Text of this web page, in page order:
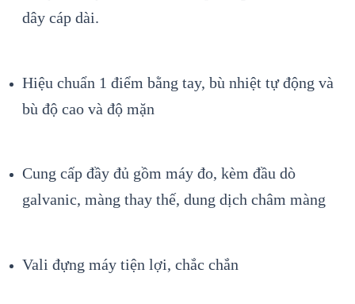
dây cáp dài.
Hiệu chuẩn 1 điểm bằng tay, bù nhiệt tự động và
bù độ cao và độ mặn
Cung cấp đầy đủ gồm máy đo, kèm đầu dò
galvanic, màng thay thế, dung dịch châm màng
Vali đựng máy tiện lợi, chắc chắn